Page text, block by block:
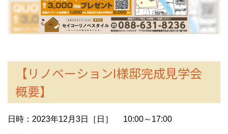
【リノベーションI様邸完成見学会
概要】
日時：2023年12月3日［日］ 10:00～17:00